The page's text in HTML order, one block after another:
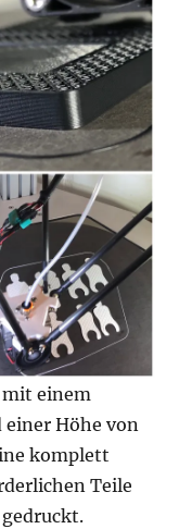
einem
einer Höhe von
komplett
Teile